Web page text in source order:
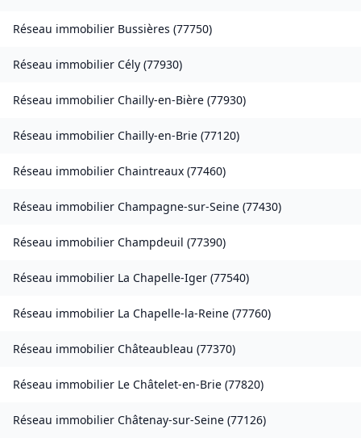
Réseau immobilier Bussières (77750)
Réseau immobilier Cély (77930)
Réseau immobilier Chailly-en-Bière (77930)
Réseau immobilier Chailly-en-Brie (77120)
Réseau immobilier Chaintreaux (77460)
Réseau immobilier Champagne-sur-Seine (77430)
Réseau immobilier Champdeuil (77390)
Réseau immobilier La Chapelle-Iger (77540)
Réseau immobilier La Chapelle-la-Reine (77760)
Réseau immobilier Châteaubleau (77370)
Réseau immobilier Le Châtelet-en-Brie (77820)
Réseau immobilier Châtenay-sur-Seine (77126)